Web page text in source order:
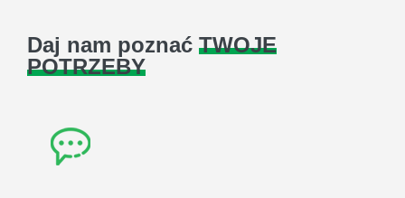
Daj nam poznać TWOJE
POTRZEBY